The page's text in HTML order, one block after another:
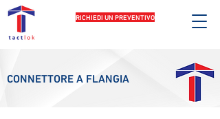
RICHIEDI UN PREVENTIVO
CONNETTORE A FLANGIA